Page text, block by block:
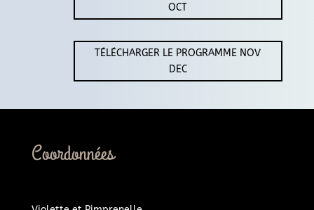
OCT
TÉLÉCHARGER LE PROGRAMME NOV
DEC
Coordonnées